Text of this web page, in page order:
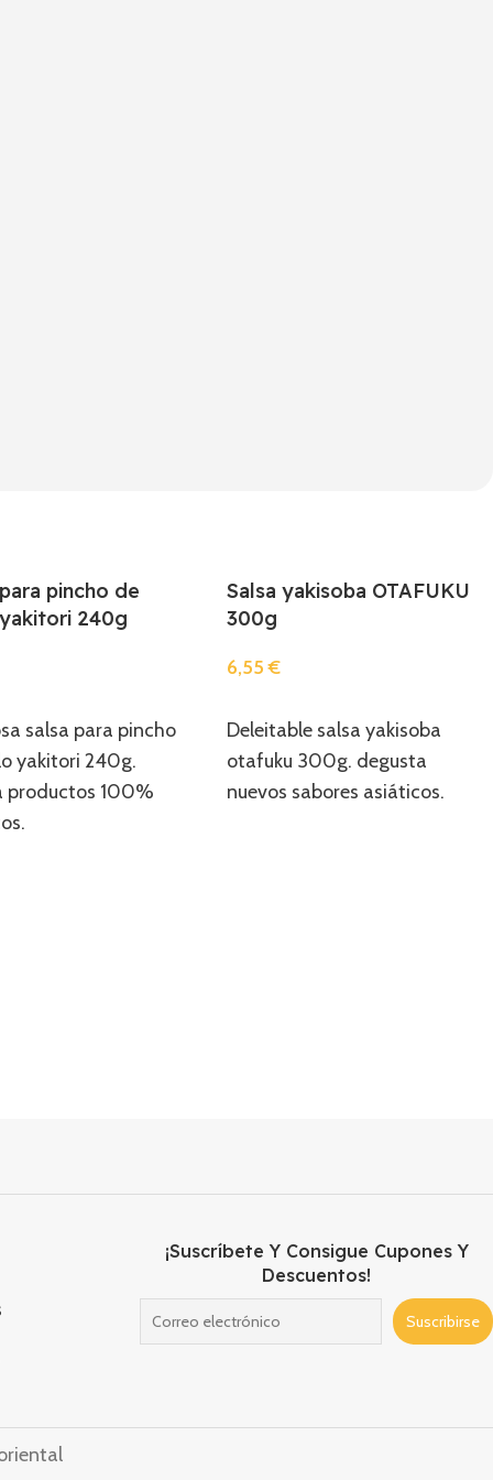
pincho de
240g
salsa para pincho
yakitori 240g.
productos 100%
Salsa yakisoba OTAFUKU
300g
6,55€
Deleitable salsa yakisoba
otafuku 300g. degusta
nuevos sabores asiáticos.
¡Suscríbete Y Consigue Cupones Y
Descuentos!